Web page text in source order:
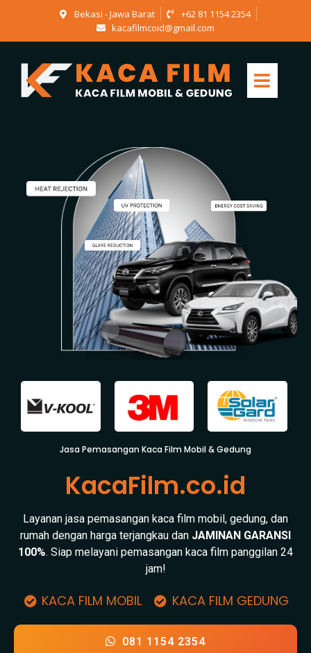
Bekasi - Jawa Barat
+62 81 1154 2354
kacafilmcoid@gmail.com
Jasa Pemasangan Kaca Film Mobil & Gedung
KacaFilm.co.id
Layanan jasa pemasangan kaca film mobil, gedung, dan
rumah dengan harga terjangkau dan JAMINAN GARANSI
100%. Siap melayani pemasangan kaca film panggilan 24
jam!
KACA FILM MOBIL KACA FILM GEDUNG
081 1154 2354